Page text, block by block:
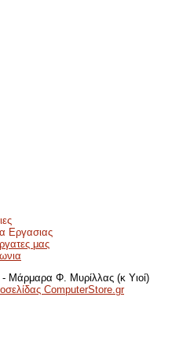
Εργασιας
μας
Μάρμαρα Φ. Μυρίλλας (κ Υιοί)
ComputerStore.gr